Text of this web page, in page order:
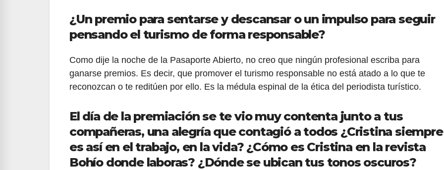
¿Un premio para sentarse y descansar o un impulso para seguir
pensando el turismo de forma responsable?
Como dije la noche de la Pasaporte Abierto, no creo que ningún profesional escriba para
ganarse premios. Es decir, que promover el turismo responsable no está atado a lo que te
reconozcan o te reditúen por ello. Es la médula espinal de la ética del periodista turístico.
El día de la premiación se te vio muy contenta junto a tus
compañeras, una alegría que contagió a todos ¿Cristina siempre
es así en el trabajo, en la vida? ¿Cómo es Cristina en la revista
Bohío donde laboras? ¿Dónde se ubican tus tonos oscuros?